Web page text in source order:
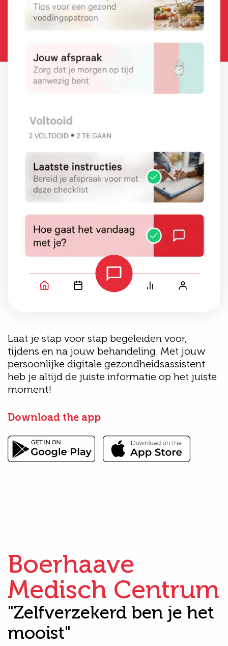
Laat je stap voor stap begeleiden voor,
tijdens en na jouw behandeling. Met jouw
persoonlijke digitale gezondheidsassistent
heb je altijd de juiste informatie op het juiste
moment!
Download the app
Boerhaave
Medisch Centrum
"Zelfverzekerd ben je het
mooist"